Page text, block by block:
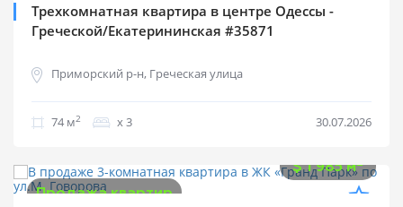
Трехкомнатная квартира в центре Одессы -
Греческой/Екатерининская #35871
Приморский р-н, Греческая улица
74 м2 х 3 30.07.2026
$1 985 м2
Продажа квартир